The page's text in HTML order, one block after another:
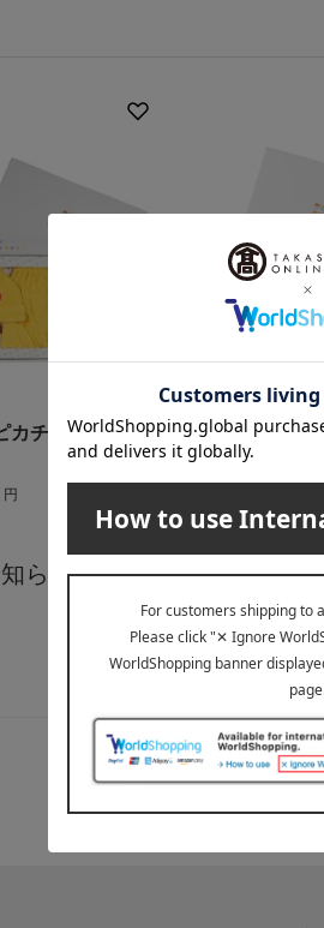
カチュウ3点セ
円
在庫
モンポケ
ギフトセット
ーツ＆帽子）
7,590
らせ